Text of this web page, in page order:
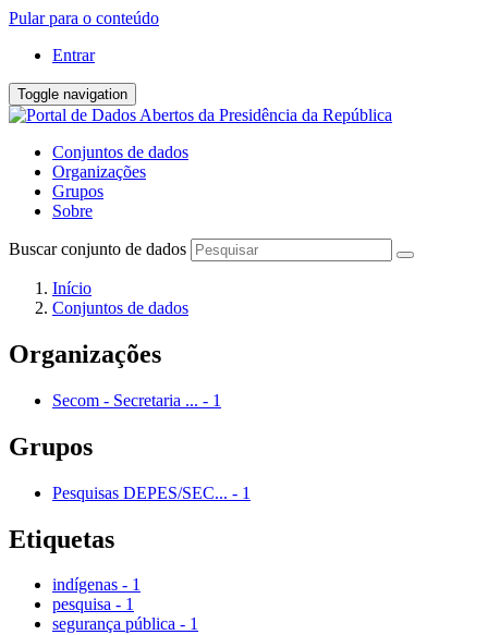
Pular para o conteúdo
Entrar
Toggle navigation
Conjuntos de dados
Organizações
Grupos
Sobre
Buscar conjunto de dados
Início
Conjuntos de dados
Organizações
Secom - Secretaria ... - 1
Grupos
Pesquisas DEPES/SEC... - 1
Etiquetas
indígenas - 1
pesquisa - 1
segurança pública - 1